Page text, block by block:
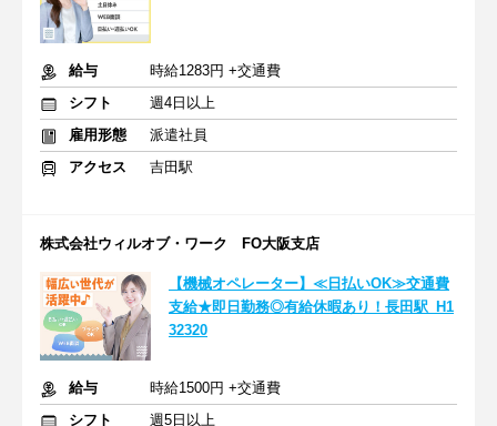
給与
時給1283円 +交通費
シフト
週4日以上
雇用形態
派遣社員
アクセス
吉田駅
株式会社ウィルオブ・ワーク FO大阪支店
【機械オペレーター】≪日払いOK≫交通費
支給★即日勤務◎有給休暇あり！長田駅_H1
32320
給与
時給1500円 +交通費
シフト
週5日以上